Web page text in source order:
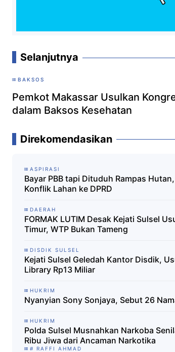
Selanjutnya
BAKSOS
Pemkot Makassar Usulkan
dalam Baksos Kesehatan
Direkomendasikan
ASPIRASI
Bayar PBB tapi Dituduh Rampas
Konflik Lahan ke DPRD
DAERAH
FORMAK LUTIM Desak Kejati Sulsel
Timur, WTP Bukan Tameng
DISDIK SULSEL
Kejati Sulsel Geledah Kantor Disdik,
Library Rp13 Miliar
HUKRIM
Nyanyian Sony Sonjaya, Sebut 26
HUKRIM
Polda Sulsel Musnahkan Narkoba
Ribu Jiwa dari Ancaman Narkotika
# RAFFI AHMAD